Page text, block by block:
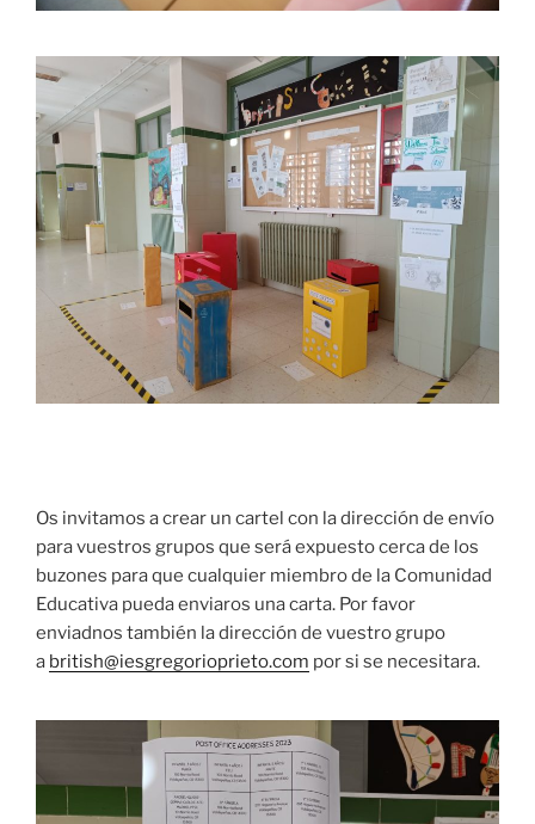
Os invitamos a crear un cartel con la dirección de envío
para vuestros grupos que será expuesto cerca de los
buzones para que cualquier miembro de la Comunidad
Educativa pueda enviaros una carta. Por favor
enviadnos también la dirección de vuestro grupo
a british@iesgregorioprieto.com por si se necesitara.